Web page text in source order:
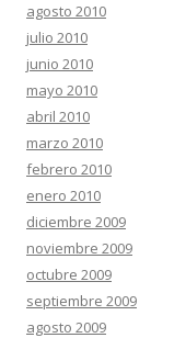
agosto 2010
julio 2010
junio 2010
mayo 2010
abril 2010
marzo 2010
febrero 2010
enero 2010
diciembre 2009
noviembre 2009
octubre 2009
septiembre 2009
agosto 2009